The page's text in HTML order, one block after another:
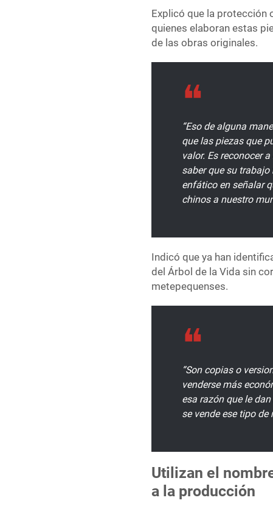
Explicó que la protección
quienes elaboran estas
de las obras originales.
“Eso de alguna
que las piezas que
valor. Es reconocer
saber que su
enfático en señalar
chinos a nuestro
Indicó que ya han
del Árbol de la Vida sin
metepequenses.
“Son copias o
venderse más
esa razón que le
se vende ese tipo de
Utilizan el
a la producción